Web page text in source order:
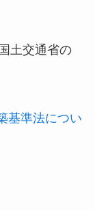
土交通省の
基準法につい